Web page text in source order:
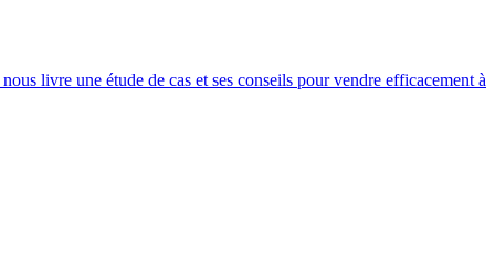
livre une étude de cas et ses conseils pour vendre efficacement à